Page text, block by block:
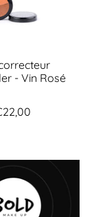
- Vin Rosé